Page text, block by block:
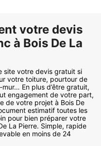
votre devis
à Bois De La
site votre devis gratuit si
votre toiture, pourtour de
En plus d’être gratuit,
engagement de votre part,
de votre projet à Bois De
estimatif toutes les
pour bien préparer votre
La Pierre. Simple, rapide
en moins de 24